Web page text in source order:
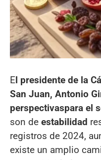
El presidente de la
San Juan, Antonio
perspectivaspara el
son de estabilidad
registros de 2024,
existe un amplio